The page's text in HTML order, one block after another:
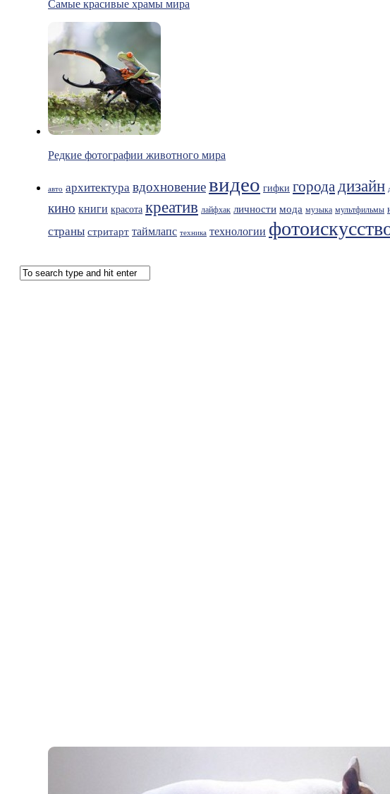
Самые красивые храмы мира
Редкие фотографии животного мира
авто архитектура вдохновениевидео гифки городадизайн
кино книги красота креатив лайфхак личности мода музыка мультфильмы
страны стритарт таймлапс техника технологии